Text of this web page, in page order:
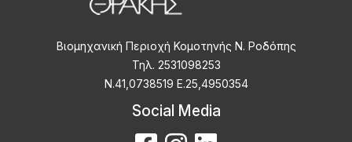
Βιομηχανική Περιοχή Κομοτηνής Ν. Ροδόπης
Τηλ. 2531098253
Ν.41,0738519 Ε.25,4950354
Social Media